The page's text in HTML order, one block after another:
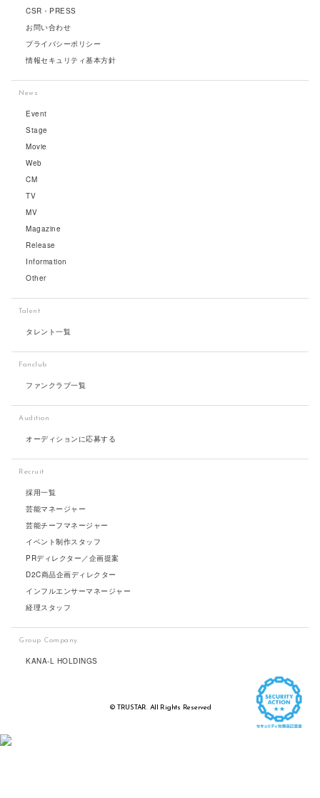
CSR・PRESS
お問い合わせ
プライバシーポリシー
情報セキュリティ基本方針
News
Event
Stage
Movie
Web
CM
TV
MV
Magazine
Release
Information
Other
Talent
タレント一覧
Fanclub
ファンクラブ一覧
Audition
オーディションに応募する
Recruit
採用一覧
芸能マネージャー
芸能チーフマネージャー
イベント制作スタッフ
PRディレクター／企画提案
D2C商品企画ディレクター
インフルエンサーマネージャー
経理スタッフ
Group Company
KANA-L HOLDINGS
© TRUSTAR. All Rights Reserved